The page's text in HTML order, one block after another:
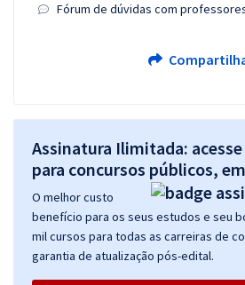
Fórum de dúvidas com
Assinatura Ilimitada:
para concursos públicos,
O melhor custo
benefício para os seus estudos e seu
mil cursos para todas as carreiras de
garantia de atualização pós-edital.